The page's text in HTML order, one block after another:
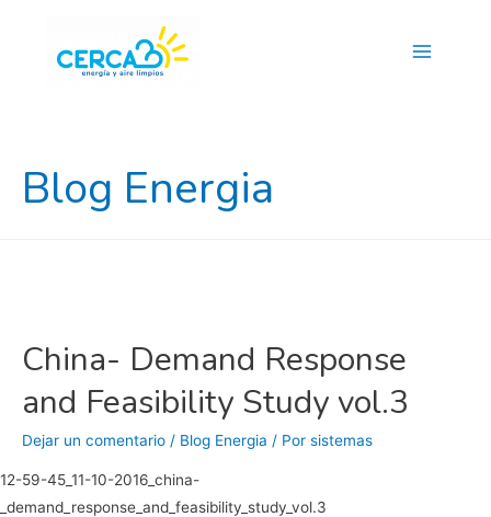
Blog Energia
China- Demand Response
and Feasibility Study vol.3
Dejar un comentario / Blog Energia / Por sistemas
12-59-45_11-10-2016_china-
_demand_response_and_feasibility_study_vol.3